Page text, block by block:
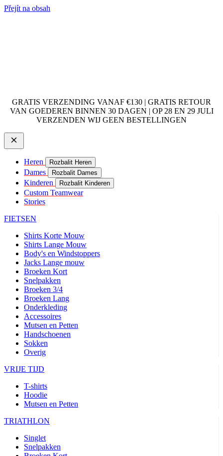
Přejít na obsah
GRATIS VERZENDING VANAF €130 | GRATIS RETOUR
VAN GOEDEREN BINNEN 30 DAGEN | OP 28 EN 29 JULI
VERZENDEN WIJ GEEN BESTELLINGEN
Heren Rozbalit Heren
Dames Rozbalit Dames
Kinderen Rozbalit Kinderen
Custom Teamwear
Stories
FIETSEN
Shirts Korte Mouw
Shirts Lange Mouw
Body's en Windstoppers
Jacks Lange mouw
Broeken Kort
Snelpakken
Broeken 3/4
Broeken Lang
Onderkleding
Accessoires
Mutsen en Petten
Handschoenen
Sokken
Overig
VRIJE TIJD
T-shirts
Hoodie
Mutsen en Petten
TRIATHLON
Singlet
Snelpakken